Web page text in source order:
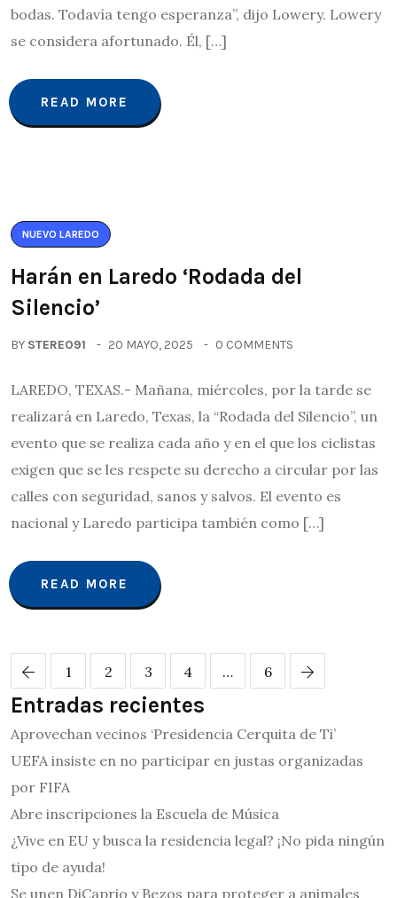
bodas. Todavía tengo esperanza”, dijo Lowery. Lowery
se considera afortunado. Él, […]
READ MORE
NUEVO LAREDO
Harán en Laredo ‘Rodada del
Silencio’
BY STEREO91 20 MAYO, 2025 0 COMMENTS
LAREDO, TEXAS.- Mañana, miércoles, por la tarde se
realizará en Laredo, Texas, la “Rodada del Silencio”, un
evento que se realiza cada año y en el que los ciclistas
exigen que se les respete su derecho a circular por las
calles con seguridad, sanos y salvos. El evento es
nacional y Laredo participa también como […]
READ MORE
1 2 3 4 … 6
Entradas recientes
Aprovechan vecinos ‘Presidencia Cerquita de Ti’
UEFA insiste en no participar en justas organizadas
por FIFA
Abre inscripciones la Escuela de Música
¿Vive en EU y busca la residencia legal? ¡No pida ningún
tipo de ayuda!
Se unen DiCaprio y Bezos para proteger a animales